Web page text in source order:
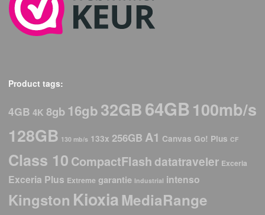
Product tags:
4GB 4K 8gb16gb32GB64GB100mb/s
128GB 130 mb/s 133x 256GB A1 Canvas Go! Plus CF
Class 10 CompactFlash datatraveler Exceria
Exceria Plus Extreme garantie Industrial intenso
Kingston Kioxia MediaRange